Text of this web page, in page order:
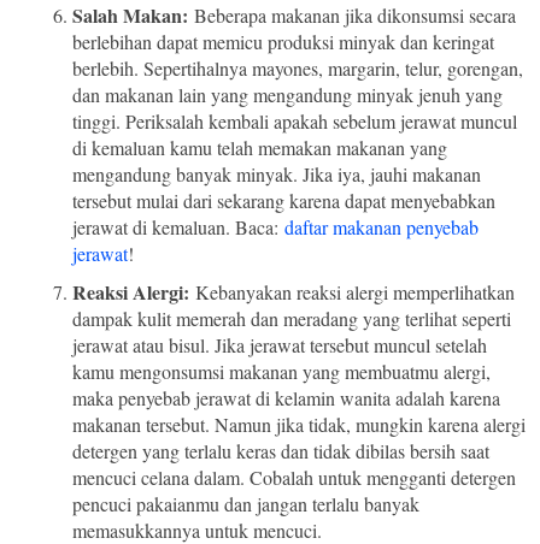
Salah Makan: Beberapa makanan jika dikonsumsi secara
berlebihan dapat memicu produksi minyak dan keringat
berlebih. Sepertihalnya mayones, margarin, telur, gorengan,
dan makanan lain yang mengandung minyak jenuh yang
tinggi. Periksalah kembali apakah sebelum jerawat muncul
di kemaluan kamu telah memakan makanan yang
mengandung banyak minyak. Jika iya, jauhi makanan
tersebut mulai dari sekarang karena dapat menyebabkan
jerawat di kemaluan. Baca: daftar makanan penyebab
jerawat!
Reaksi Alergi: Kebanyakan reaksi alergi memperlihatkan
dampak kulit memerah dan meradang yang terlihat seperti
jerawat atau bisul. Jika jerawat tersebut muncul setelah
kamu mengonsumsi makanan yang membuatmu alergi,
maka penyebab jerawat di kelamin wanita adalah karena
makanan tersebut. Namun jika tidak, mungkin karena alergi
detergen yang terlalu keras dan tidak dibilas bersih saat
mencuci celana dalam. Cobalah untuk mengganti detergen
pencuci pakaianmu dan jangan terlalu banyak
memasukkannya untuk mencuci.